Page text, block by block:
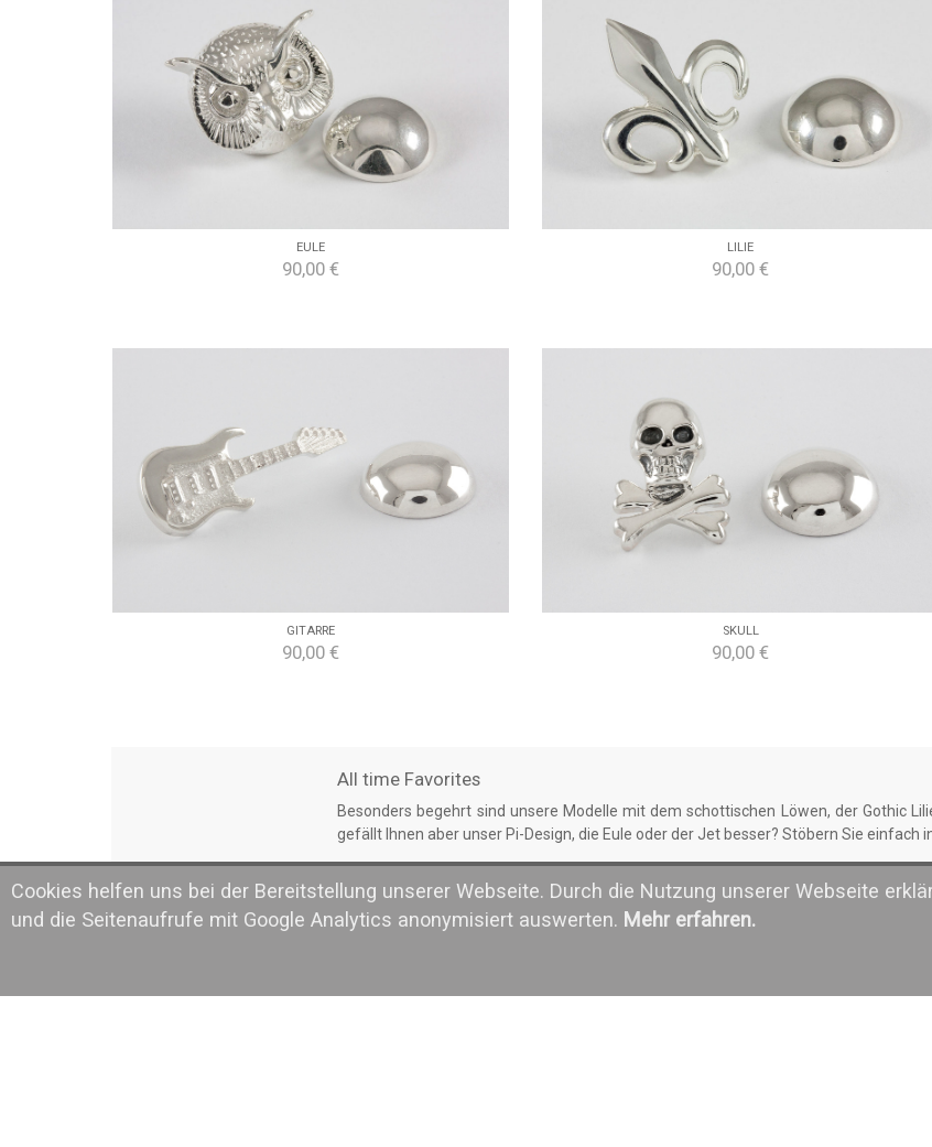
EULE
90,00 €
LILIE
90,00 €
GITARRE
90,00 €
SKULL
90,00 €
All time Favorites
Besonders begehrt sind unsere Modelle mit dem schottischen Löwen, der Gothic
gefällt Ihnen aber unser Pi-Design, die Eule oder der Jet besser? Stöbern Sie einfach
Vorlieben
Tragen Sie mit unseren Reversnadeln Ihr Hobby zur Schau. Wie wäre es zum
Football? Wer See oder Meer liebt, dürfte sich über unser Steuerrad- oder Seestern-
Cookies helfen uns bei der Bereitstellung unserer Webseite. Durch die Nutzung unserer Webseite
und die Seitenaufrufe mit Google Analytics anonymisiert auswerten. Mehr erfahren.